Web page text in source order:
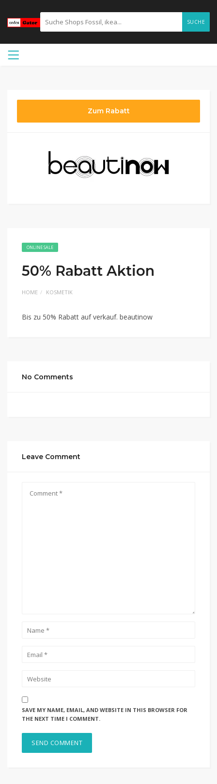
SUCHE
Zum Rabatt
ONLINE SALE
50% Rabatt Aktion
HOME KOSMETIK
Bis zu 50% Rabatt auf verkauf. beautinow
No Comments
Leave Comment
SAVE MY NAME, EMAIL, AND WEBSITE IN THIS BROWSER FOR
THE NEXT TIME I COMMENT.